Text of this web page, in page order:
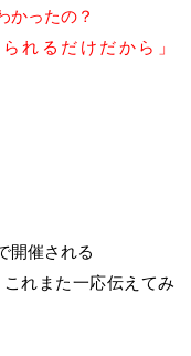
かったの？
れるだけだから」
開催される
れまた一応伝えてみ